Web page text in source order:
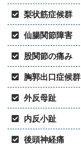
梨状筋症候群
仙腸関節障害
股関節の痛み
胸郭出口症候群
外反母趾
内反小趾
後頭神経痛